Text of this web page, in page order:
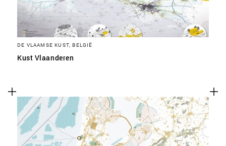
DE VLAAMSE KUST, BELGIË
Kust Vlaanderen